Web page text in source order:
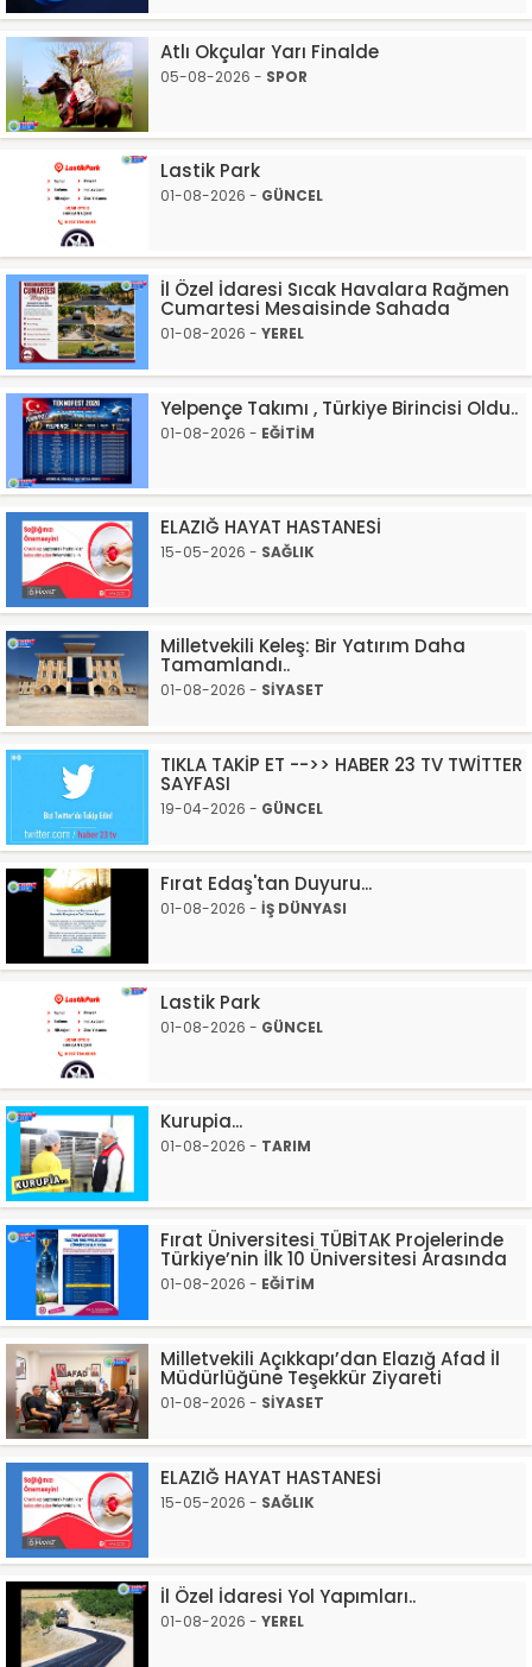
Atlı Okçular Yarı Finalde
05-08-2026 - SPOR
Lastik Park
01-08-2026 - GÜNCEL
İl Özel İdaresi Sıcak Havalara Rağmen
Cumartesi Mesaisinde Sahada
01-08-2026 - YEREL
Yelpençe Takımı , Türkiye Birincisi Oldu..
01-08-2026 - EĞİTİM
ELAZIĞ HAYAT HASTANESİ
15-05-2026 - SAĞLIK
Milletvekili Keleş: Bir Yatırım Daha
Tamamlandı..
01-08-2026 - SİYASET
TIKLA TAKİP ET -->> HABER 23 TV TWİTTER
SAYFASI
19-04-2026 - GÜNCEL
Fırat Edaş'tan Duyuru...
01-08-2026 - İŞ DÜNYASI
Lastik Park
01-08-2026 - GÜNCEL
Kurupia...
01-08-2026 - TARIM
Fırat Üniversitesi TÜBİTAK Projelerinde
Türkiye’nin İlk 10 Üniversitesi Arasında
01-08-2026 - EĞİTİM
Milletvekili Açıkkapı’dan Elazığ Afad İl
Müdürlüğüne Teşekkür Ziyareti
01-08-2026 - SİYASET
ELAZIĞ HAYAT HASTANESİ
15-05-2026 - SAĞLIK
İl Özel İdaresi Yol Yapımları..
01-08-2026 - YEREL